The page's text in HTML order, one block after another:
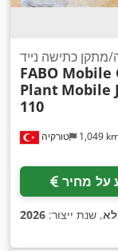
טורקיה 1,049
מתקן כתישה נייד
FABO Mobile
Plant Mobile
110
על מחיר
, שנת ייצור: 2026